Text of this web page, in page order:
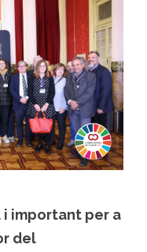
i important per a
del